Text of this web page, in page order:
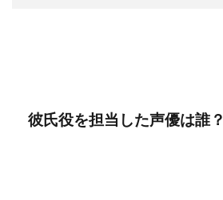
彼氏役を担当した声優は誰？